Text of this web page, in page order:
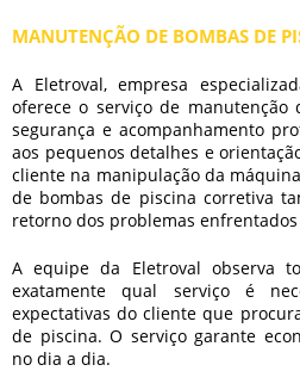
MANUTENÇÃO DE BOMBAS DE
A Eletroval, empresa
oferece o serviço de manutenção
segurança e acompanhamento
aos pequenos detalhes e
cliente na manipulação da
de bombas de piscina corretiva
retorno dos problemas
A equipe da Eletroval observa
exatamente qual serviço é
expectativas do cliente que
de piscina. O serviço garante
no dia a dia.